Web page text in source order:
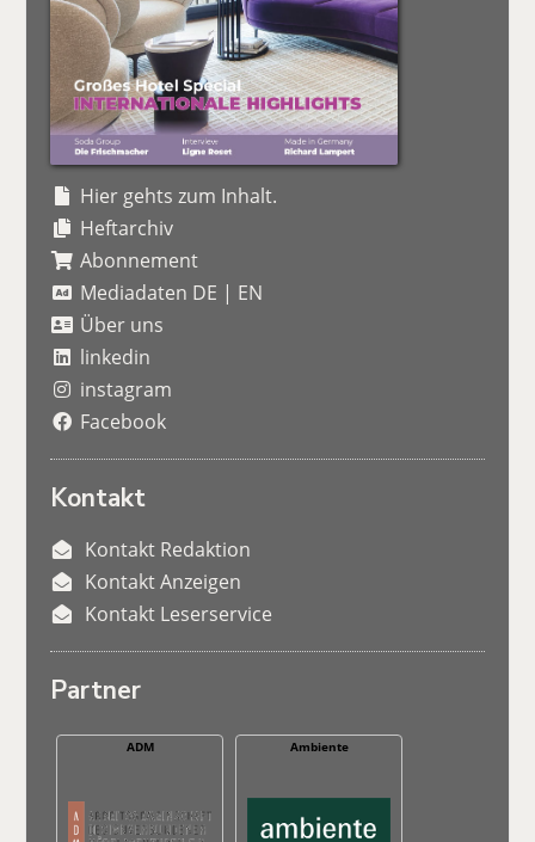
Hier gehts zum Inhalt.
Heftarchiv
Abonnement
Mediadaten DE | EN
Über uns
linkedin
instagram
Facebook
Kontakt
Kontakt Redaktion
Kontakt Anzeigen
Kontakt Leserservice
Partner
ADM Ambiente